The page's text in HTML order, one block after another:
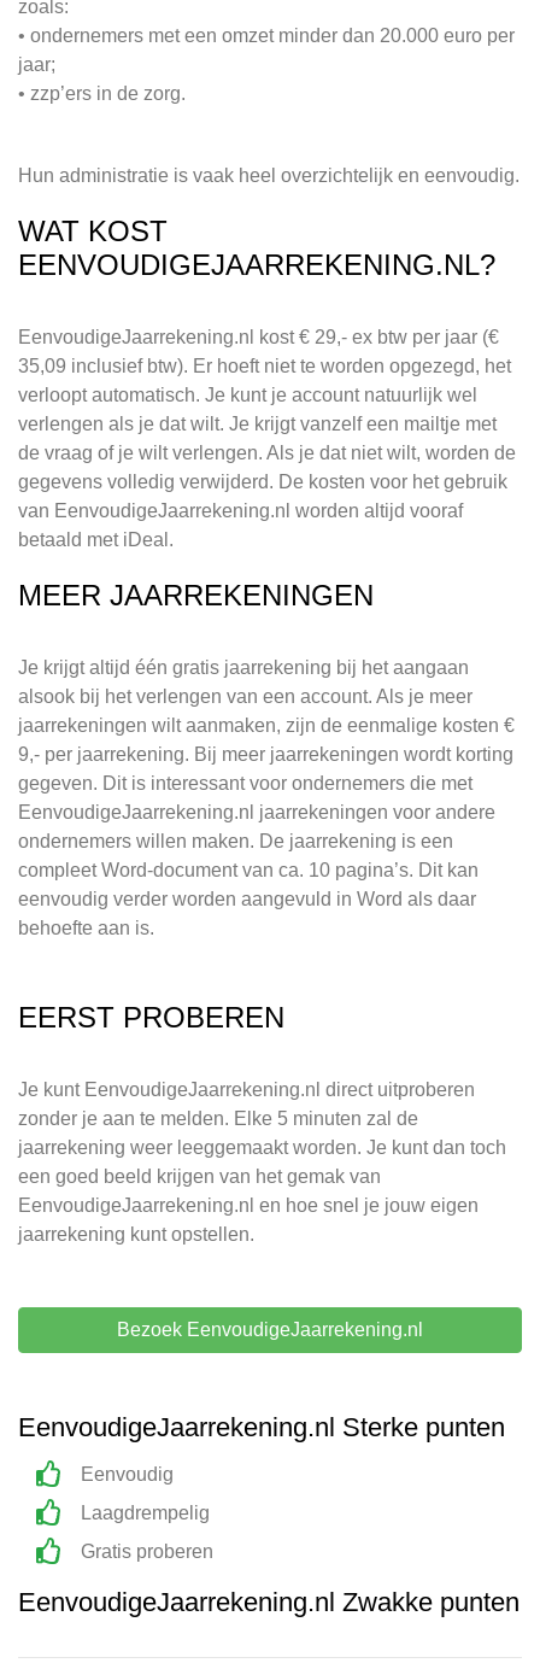
zoals:
• ondernemers met een omzet minder dan 20.000 euro per
jaar;
• zzp’ers in de zorg.
Hun administratie is vaak heel overzichtelijk en eenvoudig.
WAT KOST
EENVOUDIGEJAARREKENING.NL?
EenvoudigeJaarrekening.nl kost € 29,- ex btw per jaar (€
35,09 inclusief btw). Er hoeft niet te worden opgezegd, het
verloopt automatisch. Je kunt je account natuurlijk wel
verlengen als je dat wilt. Je krijgt vanzelf een mailtje met
de vraag of je wilt verlengen. Als je dat niet wilt, worden de
gegevens volledig verwijderd. De kosten voor het gebruik
van EenvoudigeJaarrekening.nl worden altijd vooraf
betaald met iDeal.
MEER JAARREKENINGEN
Je krijgt altijd één gratis jaarrekening bij het aangaan
alsook bij het verlengen van een account. Als je meer
jaarrekeningen wilt aanmaken, zijn de eenmalige kosten €
9,- per jaarrekening. Bij meer jaarrekeningen wordt korting
gegeven. Dit is interessant voor ondernemers die met
EenvoudigeJaarrekening.nl jaarrekeningen voor andere
ondernemers willen maken. De jaarrekening is een
compleet Word-document van ca. 10 pagina’s. Dit kan
eenvoudig verder worden aangevuld in Word als daar
behoefte aan is.
EERST PROBEREN
Je kunt EenvoudigeJaarrekening.nl direct uitproberen
zonder je aan te melden. Elke 5 minuten zal de
jaarrekening weer leeggemaakt worden. Je kunt dan toch
een goed beeld krijgen van het gemak van
EenvoudigeJaarrekening.nl en hoe snel je jouw eigen
jaarrekening kunt opstellen.
Bezoek EenvoudigeJaarrekening.nl
EenvoudigeJaarrekening.nl Sterke punten
Eenvoudig
Laagdrempelig
Gratis proberen
EenvoudigeJaarrekening.nl Zwakke punten